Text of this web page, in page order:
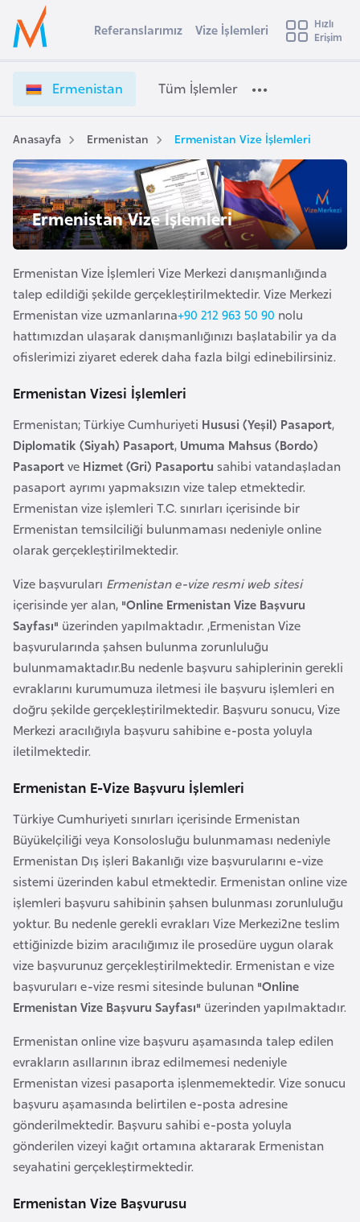
Ülke Seçimi
Başvuru yapmak istediğiniz ülkeyi seçin
Üye
Girişi
r
e
n
s
t
a
n
V
i
z
e
İ
e
m
e
r
i
e
ş
i
Referanslarımız Vize İşlemleri
Hızlı
Erişim
Ermenistan Tüm İşlemler
Anasayfa Ermenistan Ermenistan Vize İşlemleri
Ermenistan Vize İşlemleri
Ermenistan Vize İşlemleri Vize Merkezi danışmanlığında
talep edildiği şekilde gerçekleştirilmektedir. Vize Merkezi
Ermenistan vize uzmanlarına+90 212 963 50 90 nolu
hattımızdan ulaşarak danışmanlığınızı başlatabilir ya da
ofislerimizi ziyaret ederek daha fazla bilgi edinebilirsiniz.
Ermenistan Vizesi İşlemleri
Ermenistan; Türkiye Cumhuriyeti Hususi (Yeşil) Pasaport,
Diplomatik (Siyah) Pasaport, Umuma Mahsus (Bordo)
Pasaportve Hizmet (Gri) Pasaportu sahibi vatandaşladan
pasaport ayrımı yapmaksızın vize talep etmektedir.
Ermenistan vize işlemleri T.C. sınırları içerisinde bir
Ermenistan temsilciliği bulunmaması nedeniyle online
olarak gerçekleştirilmektedir.
Vize başvuruları Ermenistan e-vize resmi web sitesi
içerisinde yer alan, "Online Ermenistan Vize Başvuru
Sayfası" üzerinden yapılmaktadır. ,Ermenistan Vize
başvurularında şahsen bulunma zorunluluğu
bulunmamaktadır.Bu nedenle başvuru sahiplerinin gerekli
evraklarını kurumumuza iletmesi ile başvuru işlemleri en
doğru şekilde gerçekleştirilmektedir. Başvuru sonucu, Vize
Merkezi aracılığıyla başvuru sahibine e-posta yoluyla
iletilmektedir.
Ermenistan E-Vize Başvuru İşlemleri
Türkiye Cumhuriyeti sınırları içerisinde Ermenistan
Büyükelçiliği veya Konsolosluğu bulunmaması nedeniyle
Ermenistan Dış işleri Bakanlığı vize başvurularını e-vize
sistemi üzerinden kabul etmektedir. Ermenistan online vize
işlemleri başvuru sahibinin şahsen bulunması zorunluluğu
yoktur. Bu nedenle gerekli evrakları Vize Merkezi2ne teslim
ettiğinizde bizim aracılığımız ile prosedüre uygun olarak
vize başvurunuz gerçekleştirilmektedir. Ermenistan e vize
başvuruları e-vize resmi sitesinde bulunan "Online
Ermenistan Vize Başvuru Sayfası" üzerinden yapılmaktadır.
Ermenistan online vize başvuru aşamasında talep edilen
evrakların asıllarının ibraz edilmemesi nedeniyle
Ermenistan vizesi pasaporta işlenmemektedir. Vize sonucu
başvuru aşamasında belirtilen e-posta adresine
gönderilmektedir. Başvuru sahibi e-posta yoluyla
gönderilen vizeyi kağıt ortamına aktararak Ermenistan
seyahatini gerçekleştirmektedir.
Ermenistan Vize Başvurusu
s
t
r
a
A
v
u
t
u
r
y
a
z
e
r
b
a
y
c
a
n
B
a
h
r
e
y
B
a
n
g
l
a
d
e
ş
B
e
l
a
r
u
s
B